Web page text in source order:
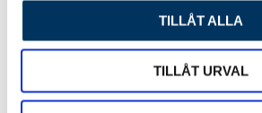
TILLÅT ALLA
TILLÅT URVAL
Senaste inlägg